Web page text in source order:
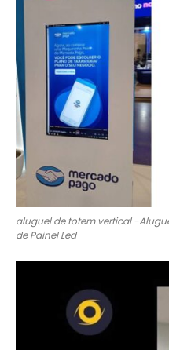
aluguel de totem vertical -
de Painel Led